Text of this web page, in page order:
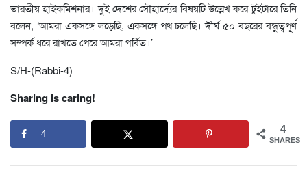
ভারতীয় হাইকমিশনার। দুই দেশের সৌহার্দ্যের বিষয়টি উল্লেখ করে টুইটারে তিনি
বলেন, ‘আমরা একসঙ্গে লড়েছি, একসঙ্গে পথ চলেছি। দীর্ঘ ৫০ বছরের বন্ধুত্বপূর্ণ
সম্পর্ক ধরে রাখতে পেরে আমরা গর্বিত।’
S/H-(Rabbi-4)
Sharing is caring!
4
SHARES
4